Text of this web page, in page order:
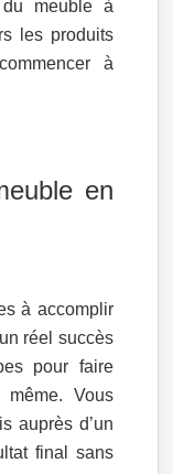
meuble à
les produits
à
en
à accomplir
réel succès
pour faire
Vous
auprès d’un
final sans